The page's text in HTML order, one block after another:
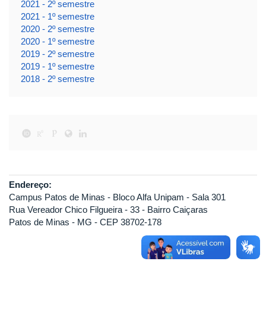
2021 - 2º semestre
2021 - 1º semestre
2020 - 2º semestre
2020 - 1º semestre
2019 - 2º semestre
2019 - 1º semestre
2018 - 2º semestre
Endereço:
Campus Patos de Minas - Bloco Alfa Unipam - Sala 301
Rua Vereador Chico Filgueira - 33 - Bairro Caiçaras
Patos de Minas - MG - CEP 38702-178